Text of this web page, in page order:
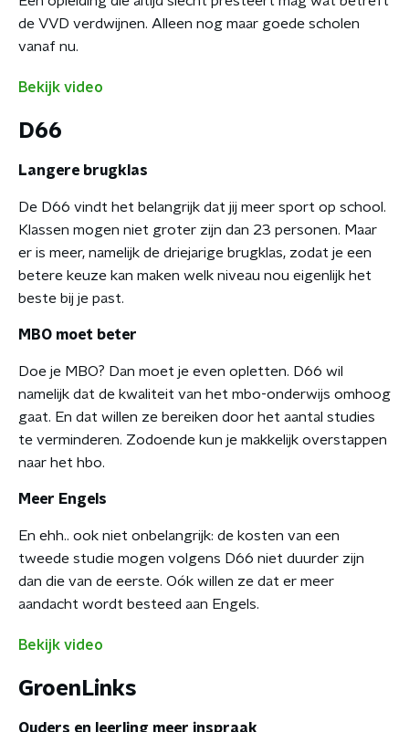
de VVD verdwijnen. Alleen nog maar goede scholen
vanaf nu.
Bekijk video
D66
Langere brugklas
De D66 vindt het belangrijk dat jij meer sport op school.
Klassen mogen niet groter zijn dan 23 personen. Maar
er is meer, namelijk de driejarige brugklas, zodat je een
betere keuze kan maken welk niveau nou eigenlijk het
beste bij je past.
MBO moet beter
Doe je MBO? Dan moet je even opletten. D66 wil
namelijk dat de kwaliteit van het mbo-onderwijs omhoog
gaat. En dat willen ze bereiken door het aantal studies
te verminderen. Zodoende kun je makkelijk overstappen
naar het hbo.
Meer Engels
En ehh.. ook niet onbelangrijk: de kosten van een
tweede studie mogen volgens D66 niet duurder zijn
dan die van de eerste. Oók willen ze dat er meer
aandacht wordt besteed aan Engels.
Bekijk video
GroenLinks
Ouders en leerling meer inspraak